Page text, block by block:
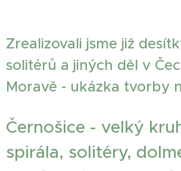
Zrealizovali jsme již
solitérů a jiných děl v
Moravě - ukázka tvorby
Černošice - velký
spirála, solitéry,